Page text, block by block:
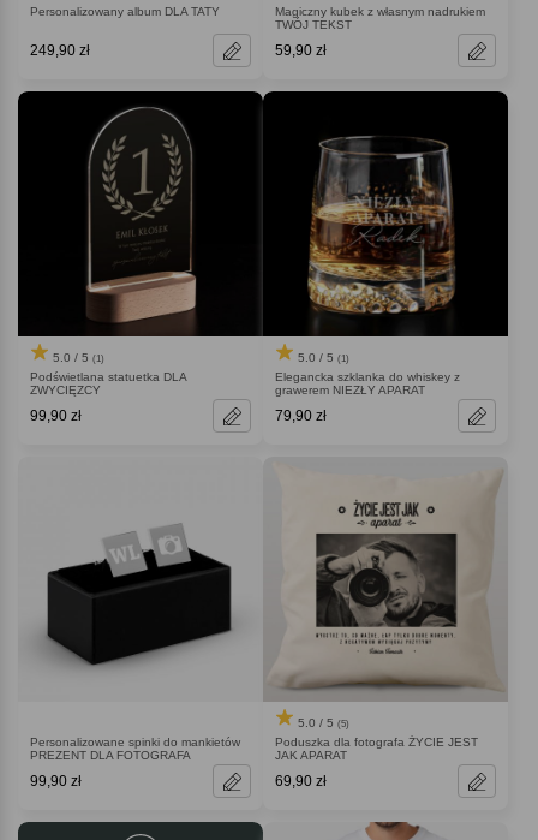
Personalizowany album DLA TATY
249,90 zł
Magiczny kubek z własnym nadrukiem
TWÓJ TEKST
59,90 zł
5.0 / 5 (1)
Podświetlana statuetka DLA
ZWYCIĘZCY
99,90 zł
5.0 / 5 (1)
Elegancka szklanka do whiskey z
grawerem NIEZŁY APARAT
79,90 zł
Personalizowane spinki do mankietów
PREZENT DLA FOTOGRAFA
99,90 zł
5.0 / 5 (5)
Poduszka dla fotografa ŻYCIE JEST
JAK APARAT
69,90 zł